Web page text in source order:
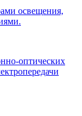
освещения,
оптических